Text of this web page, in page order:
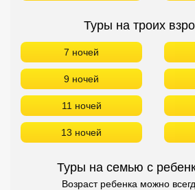
Туры на троих
7 ночей
9 ночей
11 ночей
13 ночей
Туры на семью с
Возраст ребенка можно